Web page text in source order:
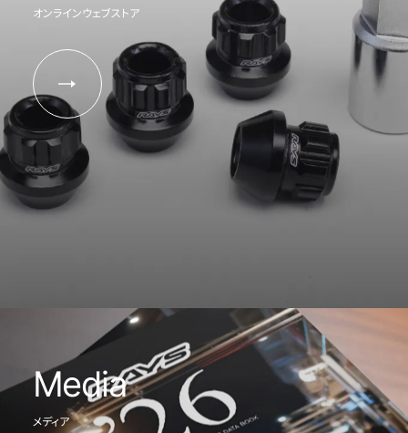
オンラインウェブストア
Media
メディア